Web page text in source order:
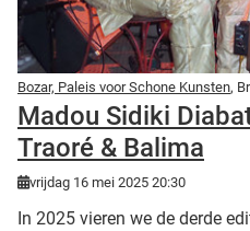
Bozar, Paleis voor Schone Kunsten,
Madou Sidiki
Traoré & Balima
vrijdag 16 mei 2025 20:30
In 2025 vieren we de derde